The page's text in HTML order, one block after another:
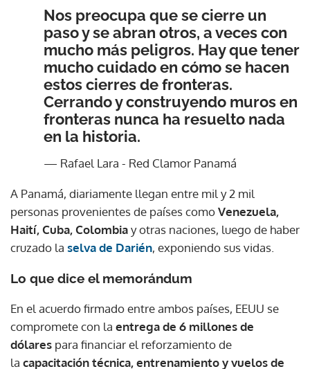
Nos preocupa que se cierre un
paso y se abran otros, a veces con
mucho más peligros. Hay que tener
mucho cuidado en cómo se hacen
estos cierres de fronteras.
Cerrando y construyendo muros en
fronteras nunca ha resuelto nada
en la historia.
— Rafael Lara - Red Clamor Panamá
A Panamá, diariamente llegan entre mil y 2 mil
personas provenientes de países comoVenezuela,
Haití, Cuba, Colombiay otras naciones, luego de haber
cruzado la selva de Darién, exponiendo sus vidas.
Lo que dice el memorándum
En el acuerdo firmado entre ambos países, EEUU se
compromete con la entrega de 6 millones de
dólares para financiar el reforzamiento de
la capacitación técnica, entrenamiento y vuelos de